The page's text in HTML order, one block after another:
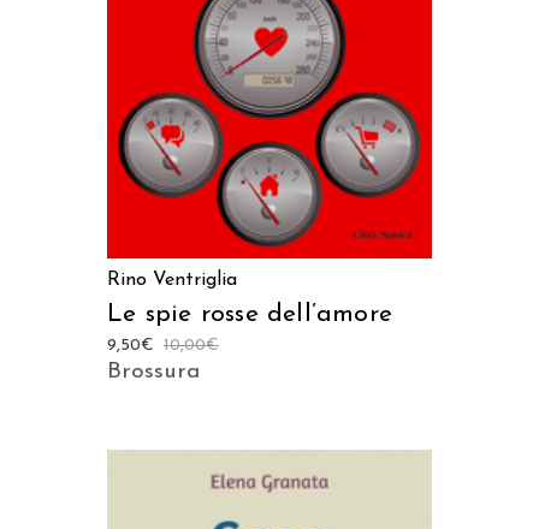
AGGIUNGI AL CARRELLO
Rino Ventriglia
Le spie rosse dell’amore
10,00€
9,50€
Brossura